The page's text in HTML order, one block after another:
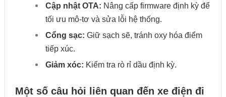
Cập nhật OTA: Nâng cấp firmware định kỳ để
tối ưu mô-tơ và sửa lỗi hệ thống.
Cổng sạc: Giữ sạch sẽ, tránh oxy hóa điểm
tiếp xúc.
Giảm xóc: Kiểm tra rò rỉ dầu định kỳ.
Một số câu hỏi liên quan đến xe điện đi